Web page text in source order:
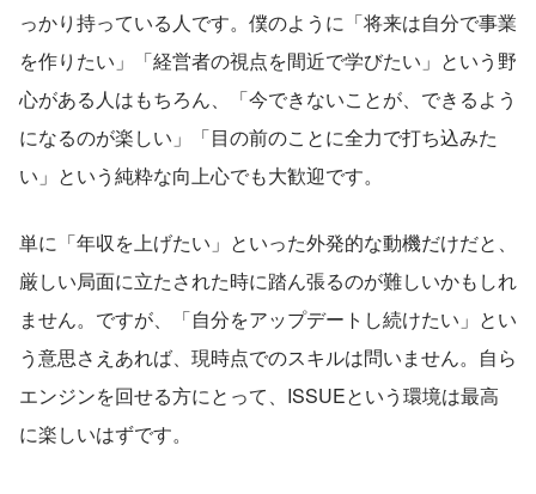
っかり持っている人です。僕のように「将来は自分で事業
を作りたい」「経営者の視点を間近で学びたい」という野
心がある人はもちろん、「今できないことが、できるよう
になるのが楽しい」「目の前のことに全力で打ち込みた
い」という純粋な向上心でも大歓迎です。
単に「年収を上げたい」といった外発的な動機だけだと、
厳しい局面に立たされた時に踏ん張るのが難しいかもしれ
ません。ですが、「自分をアップデートし続けたい」とい
う意思さえあれば、現時点でのスキルは問いません。自ら
エンジンを回せる方にとって、ISSUEという環境は最高
に楽しいはずです。